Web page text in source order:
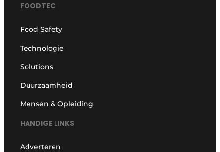
FOODTEC
Food Safety
Technologie
Solutions
Duurzaamheid
Mensen & Opleiding
HANDIGE LINKS
Adverteren